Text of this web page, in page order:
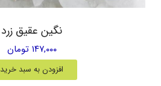
نگین عقیق زرد
۱۴۷,۰۰۰ تومان
افزودن به سبد خرید